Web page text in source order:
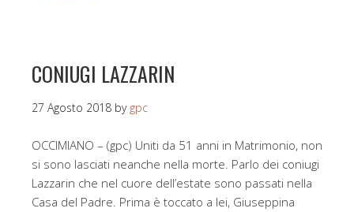
CONIUGI LAZZARIN
27 Agosto 2018 by gpc
OCCIMIANO – (gpc) Uniti da 51 anni in Matrimonio, non
si sono lasciati neanche nella morte. Parlo dei coniugi
Lazzarin che nel cuore dell’estate sono passati nella
Casa del Padre. Prima è toccato a lei, Giuseppina